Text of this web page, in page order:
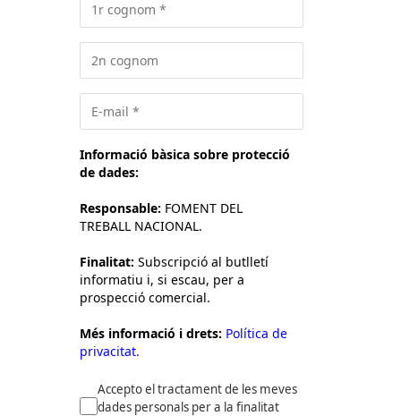
Informació bàsica sobre protecció
de dades:
Responsable: FOMENT DEL
TREBALL NACIONAL.
Finalitat: Subscripció al butlletí
informatiu i, si escau, per a
prospecció comercial.
Més informació i drets: Política de
privacitat.
Accepto el tractament de les meves
dades personals per a la finalitat